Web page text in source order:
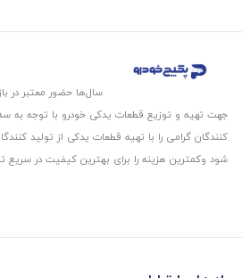
سال‌ها حضور معتبر در
جهت تهیه و توزیع قطعات یدکی خودرو با توجه به
کنندگان گرامی را با تهیه قطعات یدکی از تولید
شود و‌کمترین هزینه را برای بهترین کیفیت در سریع